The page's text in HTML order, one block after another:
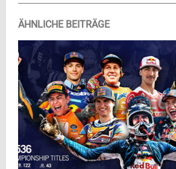
ÄHNLICHE BEITRÄGE